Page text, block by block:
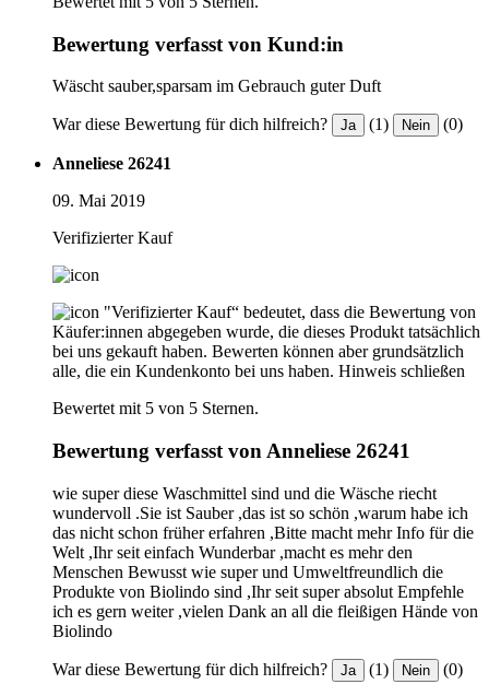
Bewertung verfasst von Kund:in
Wäscht sauber,sparsam im Gebrauch guter Duft
War diese Bewertung für dich hilfreich? Ja (1) Nein (0)
Anneliese 26241
09. Mai 2019
Verifizierter Kauf
"Verifizierter Kauf“ bedeutet, dass die Bewertung von
Käufer:innen abgegeben wurde, die dieses Produkt tatsächlich
bei uns gekauft haben. Bewerten können aber grundsätzlich
alle, die ein Kundenkonto bei uns haben. Hinweis schließen
Bewertet mit 5 von 5 Sternen.
Bewertung verfasst von Anneliese 26241
wie super diese Waschmittel sind und die Wäsche riecht
wundervoll .Sie ist Sauber ,das ist so schön ,warum habe ich
das nicht schon früher erfahren ,Bitte macht mehr Info für die
Welt ,Ihr seit einfach Wunderbar ,macht es mehr den
Menschen Bewusst wie super und Umweltfreundlich die
Produkte von Biolindo sind ,Ihr seit super absolut Empfehle
ich es gern weiter ,vielen Dank an all die fleißigen Hände von
Biolindo
War diese Bewertung für dich hilfreich? Ja (1) Nein (0)